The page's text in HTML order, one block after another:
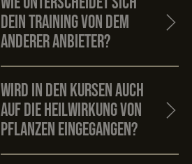
dein Training von dem
anderer Anbieter?
Wird in den Kursen auch
auf die Heilwirkung von
Pflanzen eingegangen?